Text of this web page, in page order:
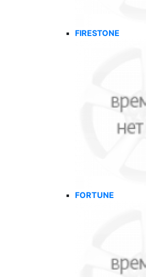
FIRESTONE
FORTUNE